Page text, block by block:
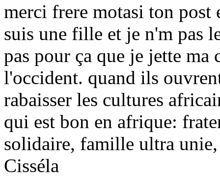
merci frere motasi ton
suis une fille et je n'm pas
pas pour ça que je jette ma
l'occident. quand ils
rabaisser les cultures
qui est bon en afrique:
solidaire, famille ultra
Cisséla